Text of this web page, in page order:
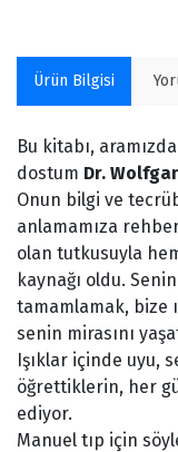
Ürün Bilgisi
Bu kitabı,
dostum Dr.
Onun bilgi ve
anlamamıza
olan tutkusuyla
kaynağı oldu.
tamamlamak, bize
senin mirasını
Işıklar içinde uyu,
öğrettiklerin, her
ediyor.
Manuel tıp için